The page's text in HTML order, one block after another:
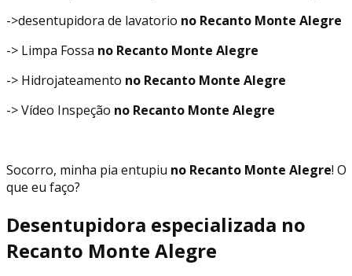
->desentupidora de lavatorio no Recanto Monte Alegre
-> Limpa Fossa no Recanto Monte Alegre
-> Hidrojateamento no Recanto Monte Alegre
-> Vídeo Inspeção no Recanto Monte Alegre
Socorro, minha pia entupiu no Recanto Monte Alegre! O
que eu faço?
Desentupidora especializada no
Recanto Monte Alegre